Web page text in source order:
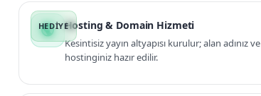
public Hosting & Domain Hizmeti
Kesintisiz yayın altyapısı kurulur; alan adınız ve
hostinginiz hazır edilir.